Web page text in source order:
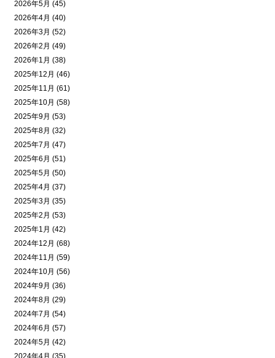
2026年5月 (45)
2026年4月 (40)
2026年3月 (52)
2026年2月 (49)
2026年1月 (38)
2025年12月 (46)
2025年11月 (61)
2025年10月 (58)
2025年9月 (53)
2025年8月 (32)
2025年7月 (47)
2025年6月 (51)
2025年5月 (50)
2025年4月 (37)
2025年3月 (35)
2025年2月 (53)
2025年1月 (42)
2024年12月 (68)
2024年11月 (59)
2024年10月 (56)
2024年9月 (36)
2024年8月 (29)
2024年7月 (54)
2024年6月 (57)
2024年5月 (42)
2024年4月 (35)